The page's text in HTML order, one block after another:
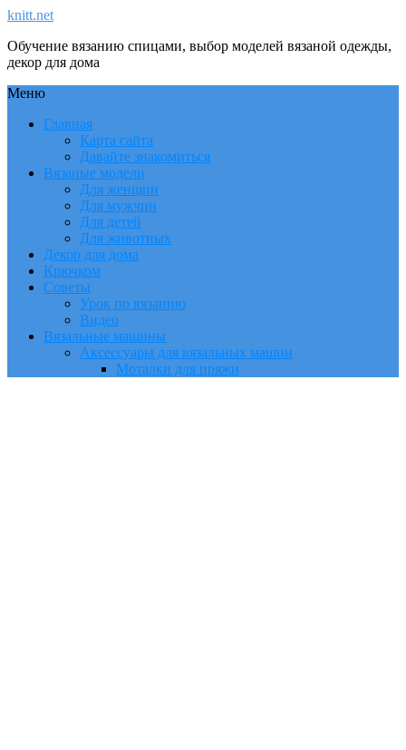
knitt.net
Обучение вязанию спицами, выбор моделей вязаной одежды,
декор для дома
Меню
Главная
Карта сайта
Давайте знакомиться
Вязаные модели
Для женщин
Для мужчин
Для детей
Для животных
Декор для дома
Крючком
Советы
Урок по вязанию
Видео
Вязальные машины
Аксессуары для вязальных машин
Моталки для пряжи